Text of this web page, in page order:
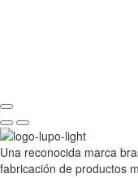
Una reconocida marca
fabricación de productos